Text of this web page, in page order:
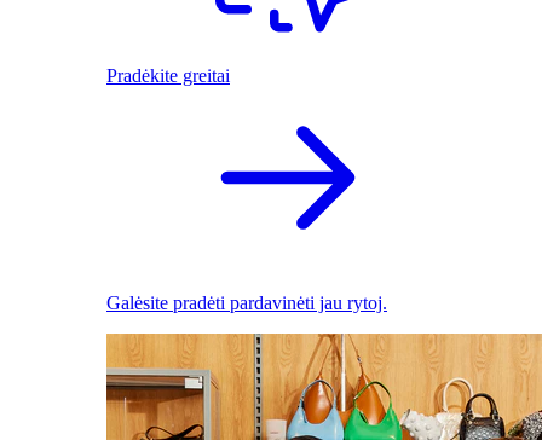
Pradėkite greitai
Galėsite pradėti pardavinėti jau rytoj.